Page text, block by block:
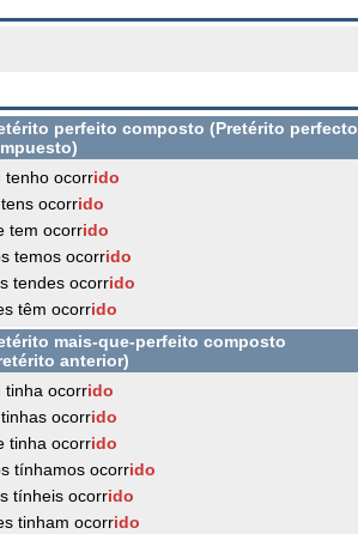
perfeito composto (Pretérito perfecto
tenho ocorrido
ocorrido
tem ocorrido
temos ocorrido
tendes ocorrido
têm ocorrido
mais-que-perfeito composto
anterior)
tinha ocorrido
ocorrido
tinha ocorrido
tínhamos ocorrido
tínheis ocorrido
tinham ocorrido